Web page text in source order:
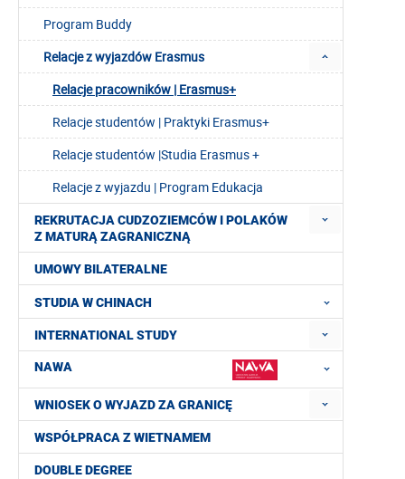
Program Buddy
Relacje z wyjazdów Erasmus
Relacje pracowników | Erasmus+
Relacje studentów | Praktyki Erasmus+
Relacje studentów |Studia Erasmus +
Relacje z wyjazdu | Program Edukacja
REKRUTACJA CUDZOZIEMCÓW I POLAKÓW
Z MATURĄ ZAGRANICZNĄ
UMOWY BILATERALNE
STUDIA W CHINACH
INTERNATIONAL STUDY
NAWA
WNIOSEK O WYJAZD ZA GRANICĘ
WSPÓŁPRACA Z WIETNAMEM
DOUBLE DEGREE